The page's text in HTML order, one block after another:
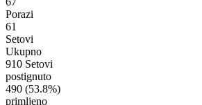
Porazi
61
Setovi
Ukupno
910 Setovi
postignuto
490 (53.8%)
primljeno